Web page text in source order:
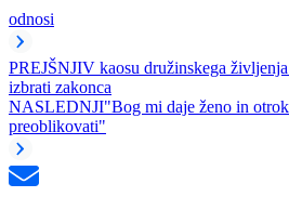
odnosi
PREJŠNJIV kaosu družinskega
izbrati zakonca
NASLEDNJI"Bog mi daje ženo in
preoblikovati"